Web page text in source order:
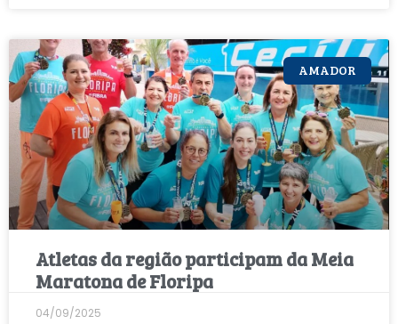
AMADOR
Atletas da região participam da Meia
Maratona de Floripa
04/09/2025